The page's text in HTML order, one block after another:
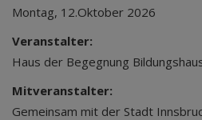
Montag, 12.Oktober 2026
Veranstalter:
Haus der Begegnung
Mitveranstalter:
Gemeinsam mit der Stadt